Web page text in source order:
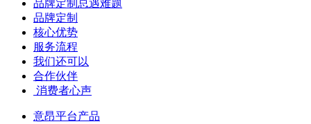
品牌定制总遇难题
品牌定制
核心优势
服务流程
我们还可以
合作伙伴
​ 消费者心声
意昂平台产品